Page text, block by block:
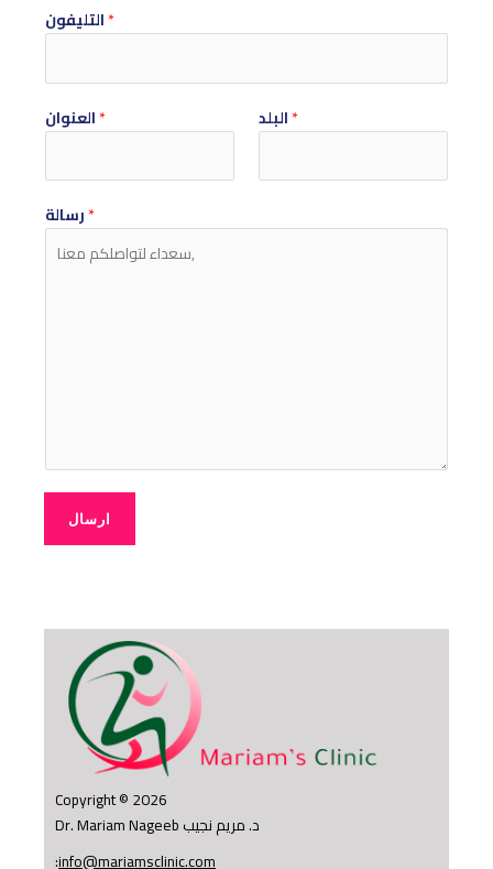
*
* *
*
ارسال
Copyright © 2026
Dr. Mariam Nageeb د. مريم نجيب
:info@mariamsclinic.com